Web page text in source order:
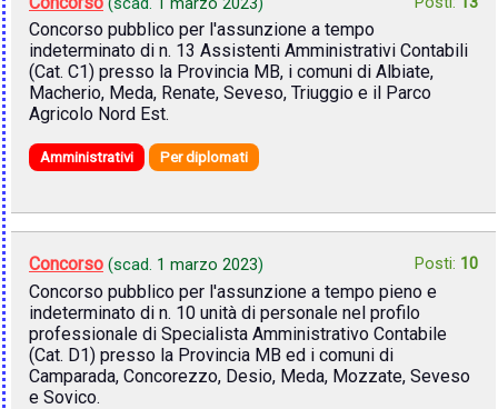
Concorso pubblico per l'assunzione a tempo
indeterminato di n. 13 Assistenti Amministrativi Contabili
(Cat. C1) presso la Provincia MB, i comuni di Albiate,
Macherio, Meda, Renate, Seveso, Triuggio e il Parco
Agricolo Nord Est.
Amministrativi Per diplomati
Concorso (scad. 1 marzo 2023) Posti: 10
Concorso pubblico per l'assunzione a tempo pieno e
indeterminato di n. 10 unità di personale nel profilo
professionale di Specialista Amministrativo Contabile
(Cat. D1) presso la Provincia MB ed i comuni di
Camparada, Concorezzo, Desio, Meda, Mozzate, Seveso
e Sovico.